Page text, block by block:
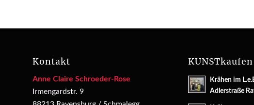
Kontakt
Anne Claire Schroeder-Rose
Irmengardstr. 9
KUNSTkaufen
Krähen im
Adlerstraße